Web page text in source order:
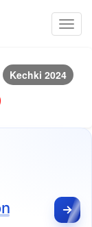
Kechki 2024